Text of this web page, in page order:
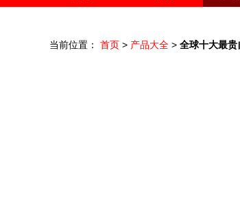
当前位置： 首页 > 产品大全 > 全球十大最